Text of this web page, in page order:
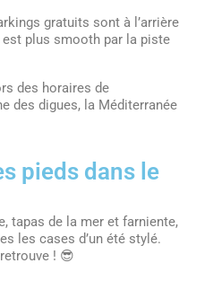
gratuits sont à l’arrière
est plus smooth par la piste
des horaires de
des digues, la Méditerranée
pieds dans le
tapas de la mer et farniente,
les cases d’un été stylé.
! 😎